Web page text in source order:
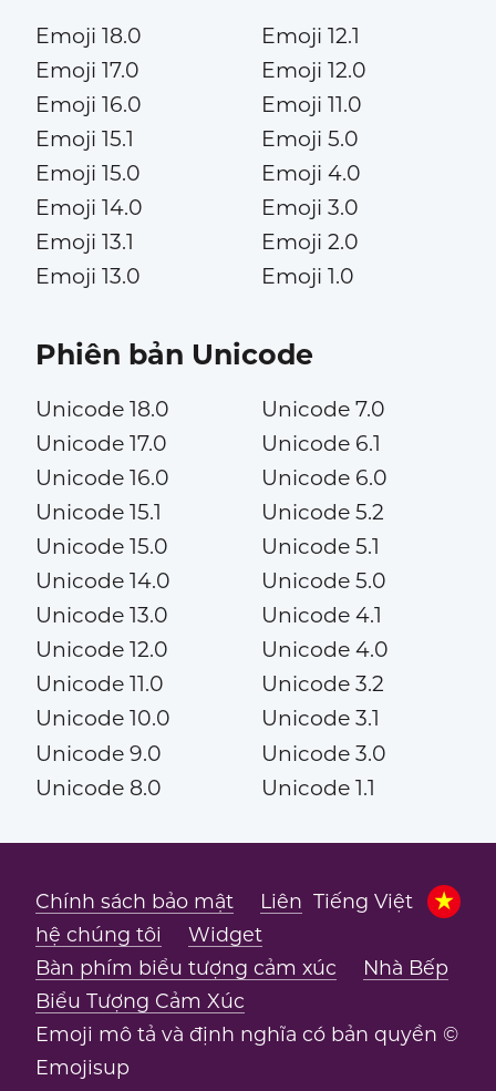
Emoji 18.0
Emoji 17.0
Emoji 16.0
Emoji 15.1
Emoji 15.0
Emoji 14.0
Emoji 13.1
Emoji 13.0
Emoji 12.1
Emoji 12.0
Emoji 11.0
Emoji 5.0
Emoji 4.0
Emoji 3.0
Emoji 2.0
Emoji 1.0
Phiên bản Unicode
Unicode 18.0
Unicode 17.0
Unicode 16.0
Unicode 15.1
Unicode 15.0
Unicode 14.0
Unicode 13.0
Unicode 12.0
Unicode 11.0
Unicode 10.0
Unicode 9.0
Unicode 8.0
Unicode 7.0
Unicode 6.1
Unicode 6.0
Unicode 5.2
Unicode 5.1
Unicode 5.0
Unicode 4.1
Unicode 4.0
Unicode 3.2
Unicode 3.1
Unicode 3.0
Unicode 1.1
Tiếng Việt
Chính sách bảo mật
Liên
hệ chúng tôi
Widget
Bàn phím biểu tượng cảm xúc
Nhà Bếp
Biểu Tượng Cảm Xúc
Emoji mô tả và định nghĩa có bản quyền ©
Emojisup